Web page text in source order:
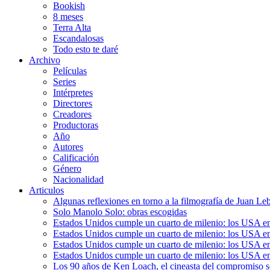
Bookish
8 meses
Terra Alta
Escandalosas
Todo esto te daré
Archivo
Películas
Series
Intérpretes
Directores
Creadores
Productoras
Año
Autores
Calificación
Género
Nacionalidad
Articulos
Algunas reflexiones en torno a la filmografía de Juan
Solo Manolo Solo: obras escogidas
Estados Unidos cumple un cuarto de milenio: los USA
Estados Unidos cumple un cuarto de milenio: los USA
Estados Unidos cumple un cuarto de milenio: los USA
Estados Unidos cumple un cuarto de milenio: los USA
Los 90 años de Ken Loach, el cineasta del